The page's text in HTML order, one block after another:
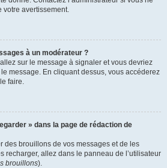
votre avertissement.
à un modérateur ?
sur le message à signaler et vous devriez
message. En cliquant dessus, vous accéderez
faire.
» dans la page de rédaction de
des brouillons de vos messages et de les
recharger, allez dans le panneau de l’utilisateur
brouillons).